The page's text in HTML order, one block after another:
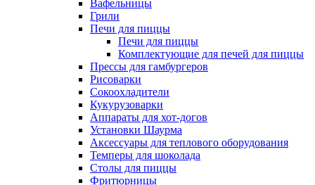
Вафельницы
Грили
Печи для пиццы
Печи для пиццы
Комплектующие для печей для пиццы
Прессы для гамбургеров
Рисоварки
Сокоохладители
Кукурузоварки
Аппараты для хот-догов
Установки Шаурма
Аксессуары для теплового оборудования
Темперы для шоколада
Столы для пиццы
Фритюрницы